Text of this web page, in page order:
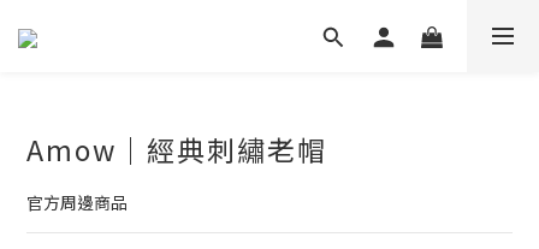
Amow｜經典刺繡老帽
官方周邊商品